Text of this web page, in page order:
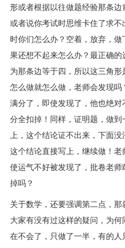
形或者根据以往做题经验那条边
或者说你考试时思维卡住了求
时你们怎么办？空着，放弃，
果还想不起来怎么办？最正确
为那条边等于四，所以这三角
怎么做就怎么做，老师会发现
满分了，即使发现了，他也绝
分全扣掉！同样，证明题，做
上，这个结论证不出来，下面
这个结论直接写上，继续做！
使运气不好被发现了，批卷老
掉吗？
关于数学，还要强调第二点，
大家有没有过这样的疑问，为
在不会了，只做了一半，有的人